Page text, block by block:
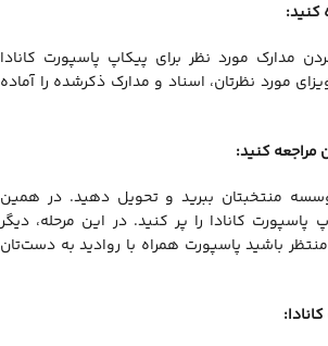
مدارک مورد نظر برای پیکاپ پاسپورت کانادا
مورد نظرتان، اسناد و مدارک ذکرشده را آماده
منتخبتان ببرید و تحویل دهید. در همین
پاسپورت کانادا را پر کنید. در این مرحله، دیگر
باشید پاسپورت همراه با روادید به دست‌تان